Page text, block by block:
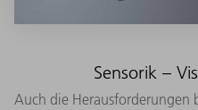
Auch die Herausforderungen
Sensorik –